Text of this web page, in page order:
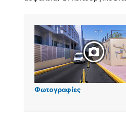
Φωτογραφίες